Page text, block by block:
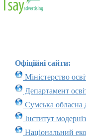
Офіційні сайти:
Міністерство
Департамент
Сумська обласна
Інститут
Національний